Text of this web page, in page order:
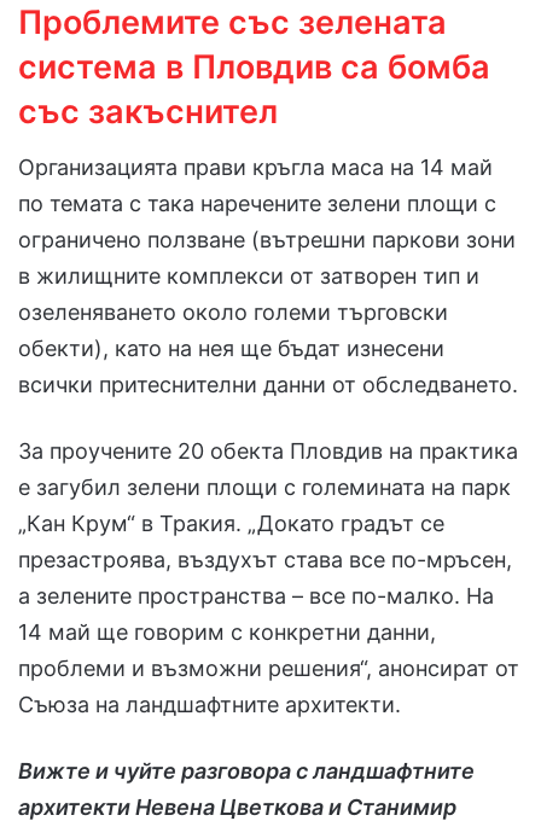
Проблемите със зелената
система в Пловдив са бомба
със закъснител
Организацията прави кръгла маса на 14 май
по темата с така наречените зелени площи с
ограничено ползване (вътрешни паркови зони
в жилищните комплекси от затворен тип и
озеленяването около големи търговски
обекти), като на нея ще бъдат изнесени
всички притеснителни данни от обследването.
За проучените 20 обекта Пловдив на практика
е загубил зелени площи с големината на парк
„Кан Крум“ в Тракия. „Докато градът се
презастроява, въздухът става все по-мръсен,
а зелените пространства – все по-малко. На
14 май ще говорим с конкретни данни,
проблеми и възможни решения“, анонсират от
Съюза на ландшафтните архитекти.
Вижте и чуйте разговора с ландшафтните
архитекти Невена Цветкова и Станимир